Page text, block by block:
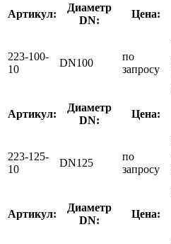
Артикул:
Диаметр
DN:
Цена:
223-100-
10
DN100
по
запросу
Артикул:
Диаметр
DN:
Цена:
223-125-
10
DN125
по
запросу
Артикул:
Диаметр
DN:
Цена: